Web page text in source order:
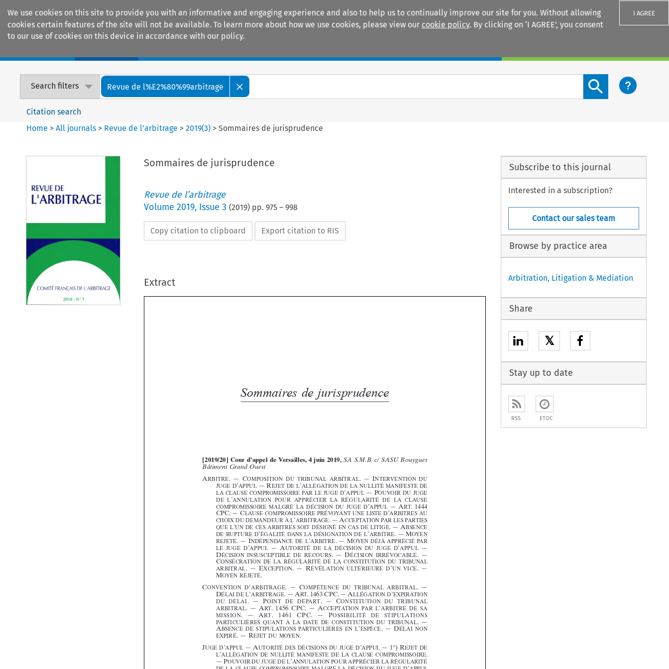
We use cookies on this site to provide you with an informative and engaging experience and also to help us to continually improve our site for you. Without allowing
cookies certain features of the site will not be available. To learn more about how we use cookies, please view our cookie policy. By clicking on ‘I AGREE’, you consent
to our use of cookies on this device in accordance with our policy.
I AGREE
Search filters Revue de l%E2%80%99arbitrage
Search content button
Citation search
Home >All journals > Revue de l’arbitrage >2019(3) >Sommaires de jurisprudence
Sommaires de jurisprudence
Revue de l’arbitrage
Volume 2019, Issue 3 (2019) pp. 975– 998
Copy citation to clipboard Export citation to RIS
Extract




            
              
               
               
           

            
              
                   
              
              
               
            
             
           
   
             
              
            
               
           
              
               
     
                  
            
             
Revue  de  l’arbitrage 2019  -  N° 3
[2019/20]  Cour  d’appel  de  Versailles,  4  juin  2019,
  SA  S.M.B.  c/  SASU  Bouygues
Bâtiment  Grand  Ouest
a rBitre .  — c oMP osition Du tri Buna L ar Bitra L .  — intervention
JuGe D’ aPPui . — reJet De ’aLLéGation De La nuLLité ManiFeste De
La cLause coMProMissoire Par Le JuGe D aPPui . — Pouvoir Du JuGe
De L’ annuLation Pour aPPrécier La réGuLarité De La cLause
MaLGré JuGe
cPc . — cLause coMProMissoire Prévoyant une Liste D ’arBitres
au
choix
Du DeManDeur à L’arBitraGe . — accePtation Par Les Parties
que L’un De ces arBitres soit DésiGné en cas De LitiGe . — aBsence
De ruPture D éGaLité Dans La DésiGnation De L’ arBitre . — Moyen
reJeté . — inDéPenDance De L arBitre . — M oyen DéJà aPPrécié Par
Le JuGe D’aPPui .  — autorité De La Décision Du JuGe D’aPPui .  —
Décision insusce PtiBLe De recours .  —  Décision irrévoca BL e .  —
c onsécration De La réGuLarité De La constitution Du triB
unaL
ar BitraL .  — excePtion .  — révéLation uLtérieure D’ un vice .  —
Moyen reJeté
onvention D’arBitraGe coMPétence Du tri BunaL arBitraL .  —
éLai De L’arBitra Ge rt .  1463 cPc . — aLLéGation D’exPiration
Du
DéLai
.   — a .    1461 cPc .      —   P
Particu Lières quant à La Date De constitution Du triBunaL .  —
aBsence De stiPuLations ParticuLières en Pèce .  —  DéLai non
exPiré .  — reJet Moyen .
utorité
L’ aLLéGation De nuLLité ManiFeste De La cLause coMProMissoire .
— Pouvoir Du JuGe L’annuLation Pour aPPrécier La réGuLarité
La cLause coMProMissoire La Décision Du JuGe D’aPPui
.
—  2°) inDéPenD ance De L’arBitre .  —  Moyen DéJà aPPrécié Par Le
JuGe D’aPPui . — autorité De sa Décision . — D écision insuscePtiBLe
De recours .  —  Décision irrévocaBLe .  — c onsécration De La
réGuLarité De La constitution
e
.  — r
rinciPe De La contraDiction .  —  Prononcé D’ une sentence PartieLLe
sur
La question De L’ exPiration Du DéLai .   — échanGes
contra
Dictoires entre Les Parties sur ce Point .  — question
Subscribe to this journal
Interested in a subscription?
Contact our sales team
Browse by practice area
Arbitration, Litigation & Mediation
Share
𝕏
Stay up to date
RSS ETOC